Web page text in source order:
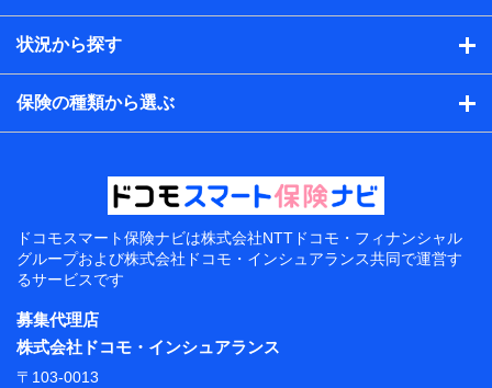
状況から探す
保険の種類から選ぶ
ドコモスマート保険ナビは株式会社NTTドコモ・フィナンシャル
グループおよび株式会社ドコモ・インシュアランス共同で運営す
るサービスです
募集代理店
株式会社ドコモ・インシュアランス
〒103-0013